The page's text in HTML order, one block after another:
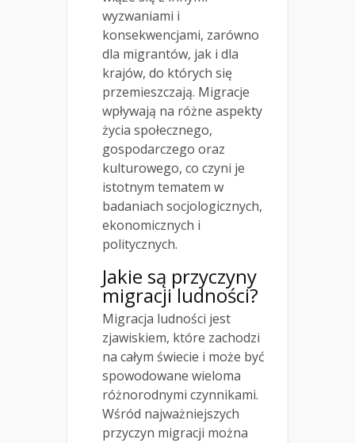
wyzwaniami i
konsekwencjami, zarówno
dla migrantów, jak i dla
krajów, do których się
przemieszczają. Migracje
wpływają na różne aspekty
życia społecznego,
gospodarczego oraz
kulturowego, co czyni je
istotnym tematem w
badaniach socjologicznych,
ekonomicznych i
politycznych.
Jakie są przyczyny
migracji ludności?
Migracja ludności jest
zjawiskiem, które zachodzi
na całym świecie i może być
spowodowane wieloma
różnorodnymi czynnikami.
Wśród najważniejszych
przyczyn migracji można